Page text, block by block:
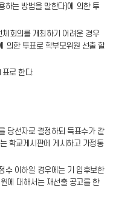
하는 방법을 말한다)에 의한 투
회의를 개최하기 어려운 경우
의한 투표로 학부모위원 선출 할
로 한다.
당선자로 결정하되 득표수가 같
학교게시판에 게시하고 가정통
수 이하일 경우에는 기 입후보한
에 대해서는 재선출 공고를 한